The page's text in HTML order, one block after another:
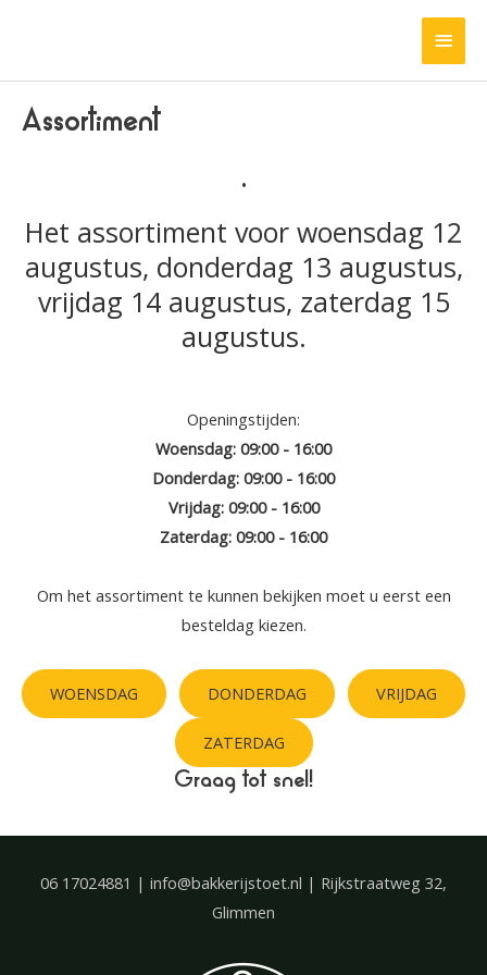
inhoud
Assortiment
.
Het assortiment voor woensdag 12
augustus, donderdag 13 augustus,
vrijdag 14 augustus, zaterdag 15
augustus.
Openingstijden:
Woensdag: 09:00 - 16:00
Donderdag: 09:00 - 16:00
Vrijdag: 09:00 - 16:00
Zaterdag: 09:00 - 16:00
Om het assortiment te kunnen bekijken moet u eerst een
besteldag kiezen.
WOENSDAG DONDERDAG VRIJDAG
ZATERDAG
Graag tot snel!
06 17024881 | info@bakkerijstoet.nl | Rijkstraatweg 32,
Glimmen